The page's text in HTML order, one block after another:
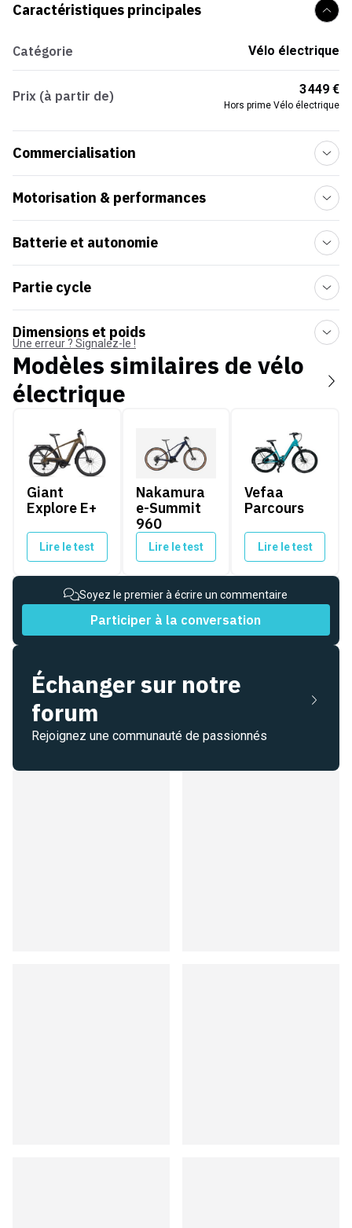
Caractéristiques principales
Catégorie Vélo électrique
Prix (à partir de) 3 449 €
Hors prime Vélo électrique
Commercialisation
Motorisation & performances
Batterie et autonomie
Partie cycle
Dimensions et poids
Une erreur ? Signalez-le !
Modèles similaires de vélo
électrique
Giant Explore E+
Giant
Explore E+
Lire le test
Nakamura
e-Summit
960
Lire le test
Vefaa Parcours
Vefaa
Parcours
Lire le test
Soyez le premier à écrire un commentaire
Participer à la conversation
Échanger sur notre
forum
Rejoignez une communauté de passionnés